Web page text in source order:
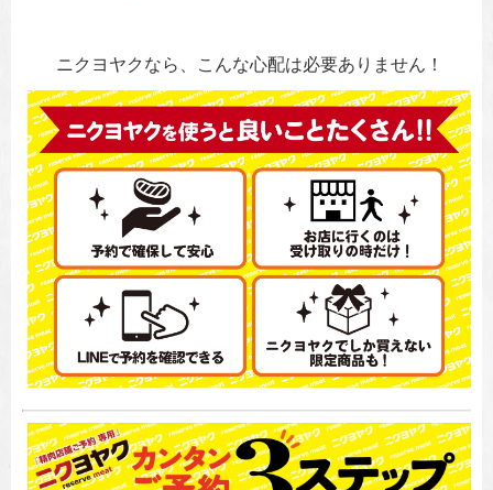
ニクヨヤクなら、こんな心配は必要ありません！